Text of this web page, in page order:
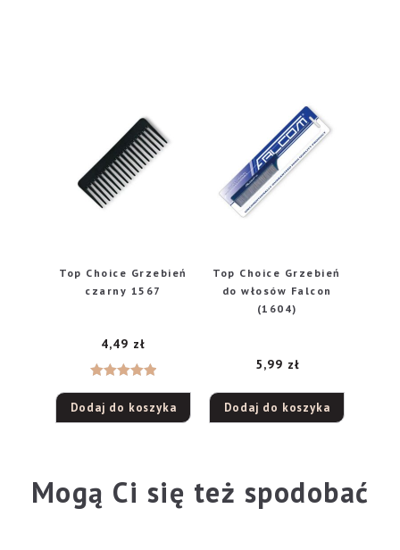
Top Choice Grzebień
czarny 1567
5.00na 5
4,49 zł
Dodaj do koszyka
Top Choice Grzebień
do włosów Falcon
(1604)
5,99 zł
Dodaj do koszyka
Mogą Ci się też spodobać